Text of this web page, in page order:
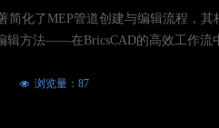
简化了MEP管道创建与编辑流程，
辑方法——在BricsCAD的高效工作
넶 浏览量： 87